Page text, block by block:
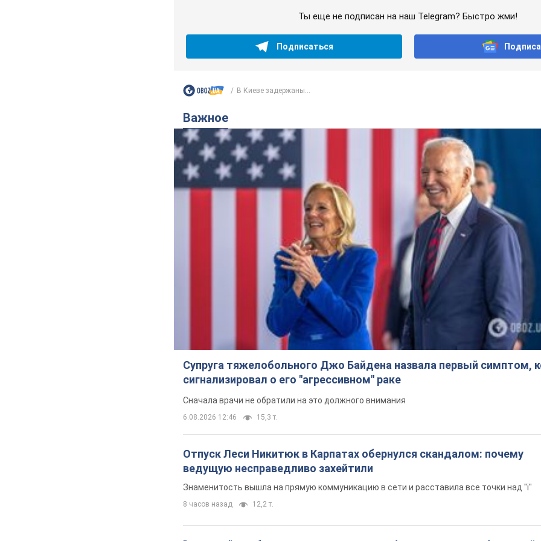
Ты еще не подписан на наш Telegram? Быстро жми!
Подписаться
В Киеве задержаны...
Важное
Супруга тяжелобольного Джо Байдена назвала первый симптом,
сигнализировал о его "агрессивном" раке
Сначала врачи не обратили на это должного внимания
6.08.2026 12:46 15,3 т.
Отпуск Леси Никитюк в Карпатах обернулся скандалом: почему
ведущую несправедливо захейтили
Знаменитость вышла на прямую коммуникацию в сети и расставила все точки над "i"
8 часов назад 12,2 т.